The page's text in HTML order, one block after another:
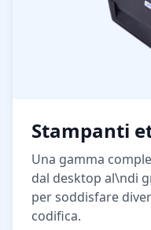
Stampanti
Una gamma
dal desktop al\ndi
per soddisfare
codifica.